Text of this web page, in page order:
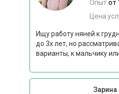
Опыт:от
Цена
Ищу работу няней к
до 3х лет, но
варианты, к мальчику или
Зарина